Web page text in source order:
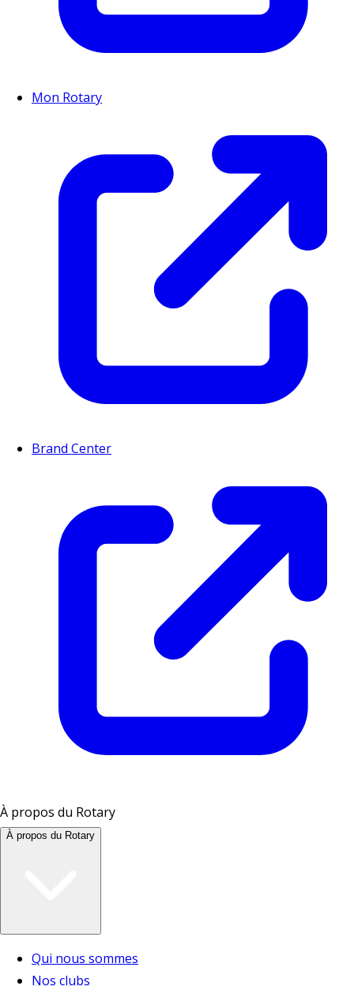
Mon Rotary
Brand Center
À propos du Rotary
À propos du Rotary
Qui nous sommes
Nos clubs